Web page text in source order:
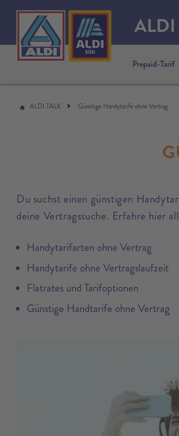
ALDI
Prepaid-Tarif
ALDI TALK Günstige Handytarife ohne Vertrag
Du suchst einen günstigen
deine Vertragssuche. Erfahre hier
Handytarifarten ohne Vertrag
Handytarife ohne Vertragslaufzeit
Flatrates und Tarifoptionen
Günstige Handtarife ohne Vertrag